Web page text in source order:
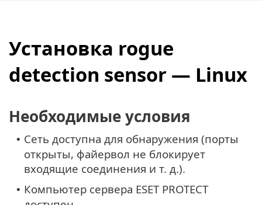
Установка rogue
detection sensor — Linux
Необходимые условия
• Сеть доступна для обнаружения (порты
открыты, файервол не блокирует
входящие соединения и т. д.).
• Компьютер сервера ESET PROTECT